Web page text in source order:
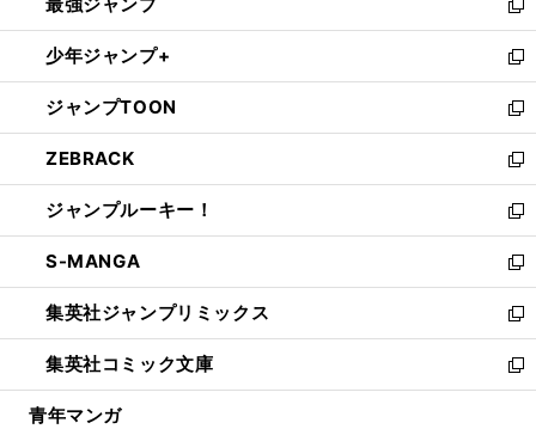
ド
ウ
で
開
く
ィ
ン
ド
ウ
で
開
く
い
ウ
ィ
ン
ド
ウ
で
開
く
新
し
い
ウ
ィ
ン
ド
ウ
で
開
く
少年ジャンプ+
新
し
い
ウ
ィ
ン
ド
ウ
で
開
く
ジャンプTOON
新
し
い
ウ
ィ
ン
ド
ウ
で
開
く
ZEBRACK
新
し
い
ウ
ィ
ン
ド
ウ
で
開
ジャンプルーキー！
新
し
い
ウ
ィ
ン
ド
ウ
S-MANGA
新
し
い
ウ
ィ
ン
集英社ジャンプリミックス
新
し
い
ウ
集英社コミック文庫
新
し
青年マンガ